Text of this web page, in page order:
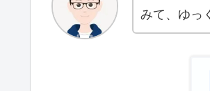
みて、ゆっ